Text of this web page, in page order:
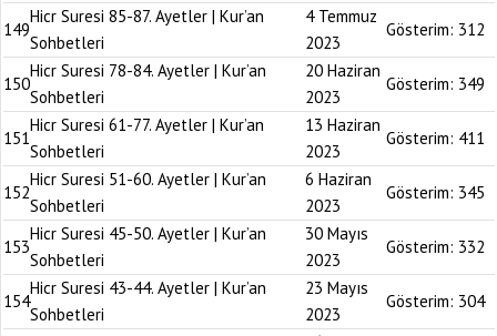
149
Hicr Suresi 85-87. Ayetler | Kur’an
Sohbetleri
4 Temmuz
2023
Gösterim: 312
150
Hicr Suresi 78-84. Ayetler | Kur’an
Sohbetleri
20 Haziran
2023
Gösterim: 349
151
Hicr Suresi 61-77. Ayetler | Kur’an
Sohbetleri
13 Haziran
2023
Gösterim: 411
152
Hicr Suresi 51-60. Ayetler | Kur’an
Sohbetleri
6 Haziran
2023
Gösterim: 345
153
Hicr Suresi 45-50. Ayetler | Kur’an
Sohbetleri
30 Mayıs
2023
Gösterim: 332
154
Hicr Suresi 43-44. Ayetler | Kur’an
Sohbetleri
23 Mayıs
2023
Gösterim: 304